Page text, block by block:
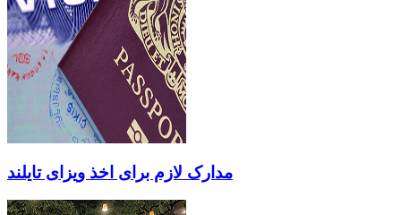
مدارک لازم برای اخذ ویزای تایلند